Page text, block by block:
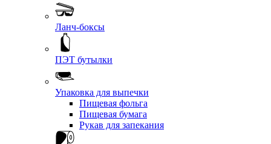
Ланч-боксы
ПЭТ бутылки
Упаковка для выпечки
Пищевая фольга
Пищевая бумага
Рукав для запекания